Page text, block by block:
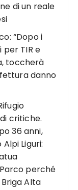
di un reale
“Dopo i
TIR e
toccherà
danno
critiche.
36 anni,
Liguri:
perché
Alta